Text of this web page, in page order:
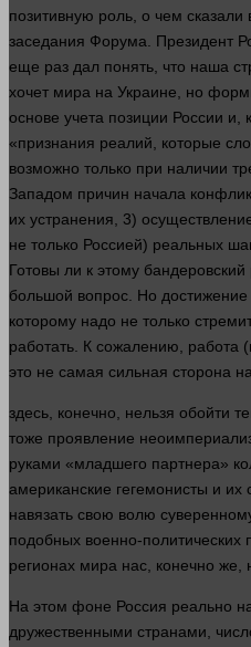
позитивную роль, о чем сказали
заседания Форума. Президент
еще раз дал понять , что наша
хочет мира на Украине, но
основе учета позиции России и,
«признания реалий, которые
возможно только при наличии
Западом причин начала
их устранения, 3)
не только Россией) реальных
Готовы ли к этому
большой вопрос . Но
которому надо не только
работать . К сожалению,
это не самая сильная сторона
здесь , конечно, нельзя обойти
тоже проявление
руками «младшего партнера»
американские гегемонисты и их
навязать свою волю
подобных военно-политических
регионах мира нас, конечно же,
На этом фоне Россия реально
дружественными странами,